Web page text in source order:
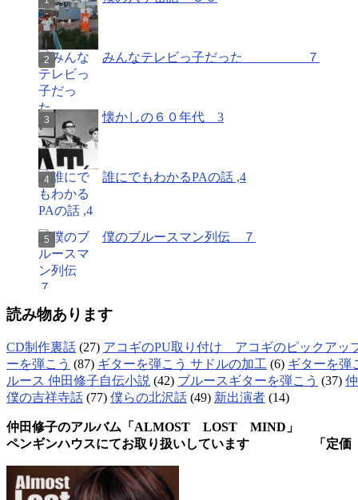
みんなテレビっ子だった ７
懐かしの６０年代 3
誰にでもわかるPAの話 ,4
僕のブルースマン列伝 ７
読み物あります
CD制作裏話 (27) アコギのPU取り付け アコギのピックアッ
ーを弾こう (87) ギターを弾こう サドルの加工 (6) ギターを弾
ルース 仲田修子自伝小説 (42) ブルースギターを弾こう (37)
僕の吉祥寺話 (77) 僕らの北沢話 (49) 新出演者 (14)
仲田修子のアルバム「ALMOST LOST MIND」
ペンギンハウスにてお取り扱いしています 「定価